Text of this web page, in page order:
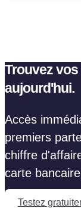
Trouvez
aujourd'hui.
Accès
premiers
chiffre
carte
Testez